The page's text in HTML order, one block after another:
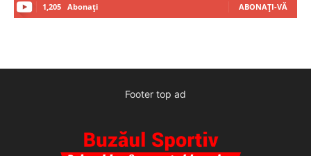
1,205 Abonați ABONAȚI-VĂ
Footer top ad